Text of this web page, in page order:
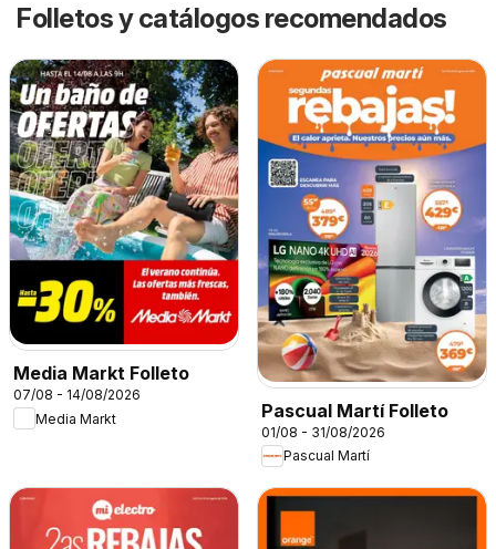
Folletos y catálogos recomendados
Media Markt Folleto
07/08 - 14/08/2026
Media Markt
Pascual Martí Folleto
01/08 - 31/08/2026
Pascual Martí